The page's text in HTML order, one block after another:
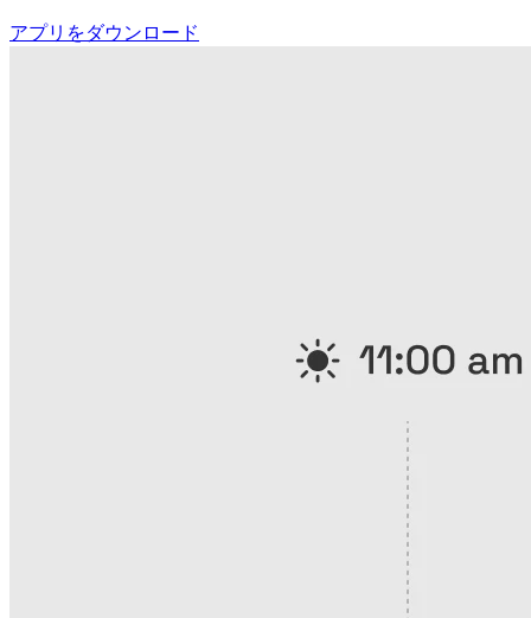
アプリをダウンロード